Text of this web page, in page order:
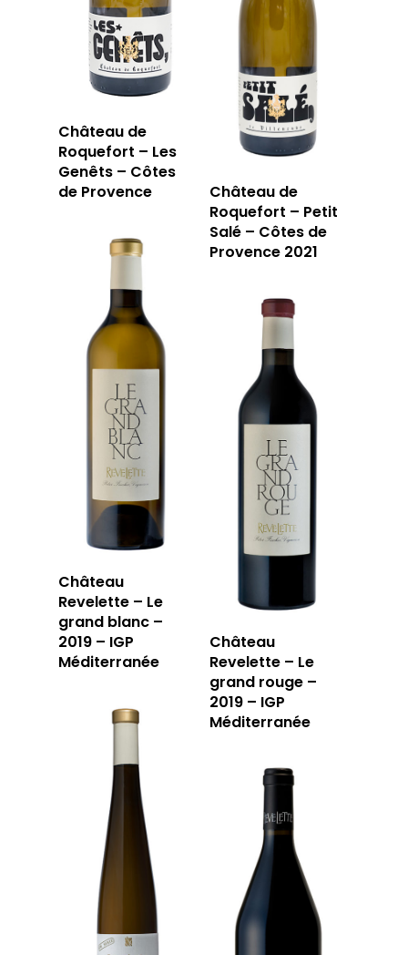
Château de
Roquefort – Les
Genêts – Côtes
de Provence
Château de
Roquefort – Petit
Salé – Côtes de
Provence 2021
Château
Revelette – Le
grand blanc –
2019 – IGP
Méditerranée
Château
Revelette – Le
grand rouge –
2019 – IGP
Méditerranée
LA CAVE
LA CAVE
APERÇU DE NOTRE
LA TABLE
LA CARTE DU
JOUR
RÉSERVER